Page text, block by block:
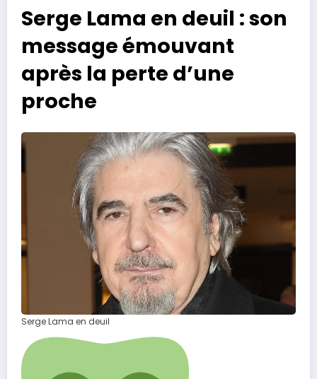
Serge Lama en deuil : son
message émouvant
après la perte d’une
proche
Serge Lama en deuil